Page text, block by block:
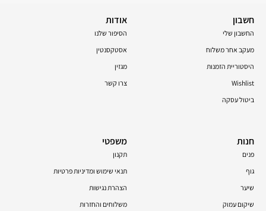
חשבון
החשבון שלי
מעקב אחר משלוח
היסטוריית הזמנות
Wishlist
ביטול עסקה
אודות
הסיפור שלנו
אסטקסנטין
מגזין
צרו קשר
חנות
פנים
גוף
שיער
שיקום עמוק
משפטי
תקנון
תנאי שימוש ומדיניות פרטיות
הצהרת נגישות
משלוחים והחזרות